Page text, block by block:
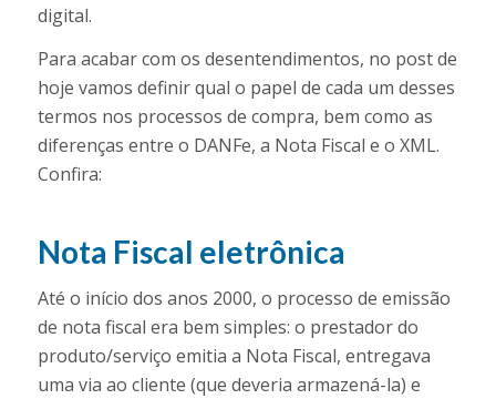
digital.
Para acabar com os desentendimentos, no post de
hoje vamos definir qual o papel de cada um desses
termos nos processos de compra, bem como as
diferenças entre o DANFe, a Nota Fiscal e o XML.
Confira:
Nota Fiscal eletrônica
Até o início dos anos 2000, o processo de emissão
de nota fiscal era bem simples: o prestador do
produto/serviço emitia a Nota Fiscal, entregava
uma via ao cliente (que deveria armazená-la) e